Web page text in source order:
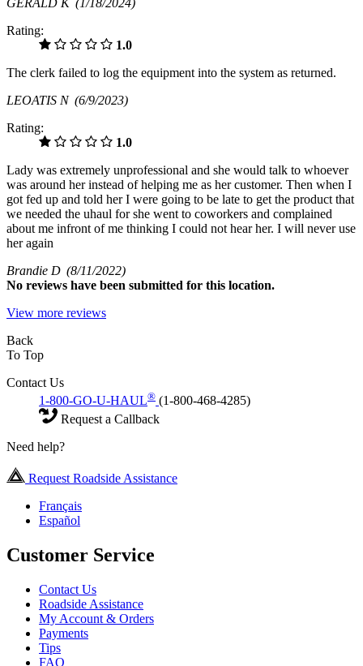
Rating:
1.0
The clerk failed to log the equipment into the system as returned.
LEOATIS N (6/9/2023)
Rating:
1.0
Lady was extremely unprofessional and she would talk to whoever
was around her instead of helping me as her customer. Then when I
got fed up and told her I were going to be late to get the product that
we needed the uhaul for she went to coworkers and complained
about me infront of me thinking I could not hear her. I will never use
her again
Brandie D (8/11/2022)
No reviews have been submitted for this location.
View more reviews
Back
To Top
Contact Us
1-800-GO-U-HAUL® (1-800-468-4285)
Request a Callback
Need help?
Request Roadside Assistance
Français
Español
Customer Service
Contact Us
Roadside Assistance
My Account & Orders
Payments
Tips
FAQ